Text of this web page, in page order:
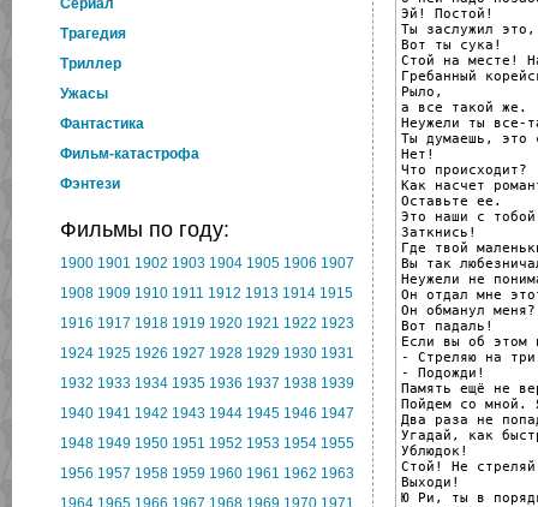
Cериал
Трагедия
Триллер
Ужасы
Фантастика
Фильм-катастрофа
Фэнтези
Фильмы по году:
1900 1901 1902 1903 1904 1905 1906 1907
1908 1909 1910 1911 1912 1913 1914 1915
1916 1917 1918 1919 1920 1921 1922 1923
1924 1925 1926 1927 1928 1929 1930 1931
1932 1933 1934 1935 1936 1937 1938 1939
1940 1941 1942 1943 1944 1945 1946 1947
1948 1949 1950 1951 1952 1953 1954 1955
1956 1957 1958 1959 1960 1961 1962 1963
1964 1965 1966 1967 1968 1969 1970 1971
Эй! Постой!
Ты заслужил
Вот ты сука!
Стой на месте!
Гребанный
Рыло,
а все такой же.
Неужели ты все-
Ты думаешь, это
Нет!
Что происходит?
Как насчет
Оставьте ее.
Это наши с
Заткнись!
Где твой
Вы так
Неужели не
Он отдал мне
Он обманул меня?
Вот падаль!
Если вы об этом
- Стреляю на
- Подожди!
Память ещё не
Пойдем со мной.
Два раза не
Угадай, как
Ублюдок!
Стой! Не
Выходи!
Ю Ри, ты в